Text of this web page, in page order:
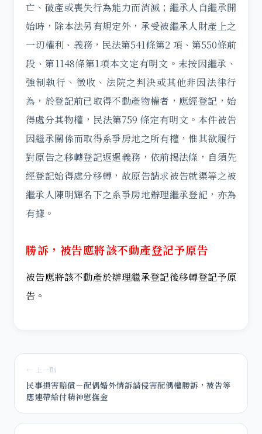
亡、破產或喪失行為能力而消滅；繼承人自繼承開
始時，除本法另有規定外，承受被繼承人財產上之
一切權利、義務，民法第541條第2 項、第550條前
段、第1148條第1項本文定有明文。末按因繼承、
強制執行、徵收、法院之判決或其他非因法律行
為，於登記前已取得不動產物權者，應經登記，始
得處分其物權，民法第759 條定有明文。本件被告
因繼承關係而取得系爭房地之所有權，惟其欲履行
對原告之移轉登記返還義務，依前揭法條，自須先
經登記始得處分移轉，故原告請求被告就渠等之被
繼承人陳明輝名下之系爭房地辦理繼承登記，亦為
有據。
勝訴，被告應將該不動產登記予原告
被告應將該不動產於辦理繼承登記後移轉登記予原
告。
← 上一則
民事損害賠償－配偶婚外情訴請侵害配偶權勝訴，被告等
應連帶給付精神慰撫金